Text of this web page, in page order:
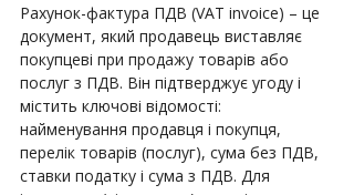
Рахунок-фактура ПДВ (VAT invoice) – це
документ, який продавець виставляє
покупцеві при продажу товарів або
послуг з ПДВ. Він підтверджує угоду і
містить ключові відомості:
найменування продавця і покупця,
перелік товарів (послуг), сума без ПДВ,
ставки податку і сума з ПДВ. Для